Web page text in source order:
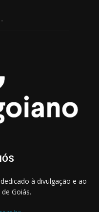
-
à divulgação e ao
Goiás.